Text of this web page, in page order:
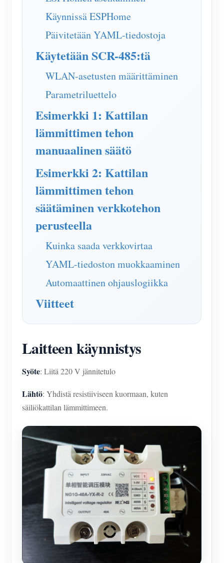
IAMMETER Simulaattori
Virtuaalimittari
Energian ennuste- ja simulointijärjestelmä
Sovellukset
PV-lämmittimen ohjausjärjestelmä
Kodin automatisointi
Blogit
Yhteisö
Kehittäjä
Palkinto-ohjelma
Ottaa yhteyttä
Meistä
Käynnissä ESPHome
Päivitetään YAML-tiedostoja
Käytetään SCR-485:tä
WLAN-asetusten määrittäminen
Parametriluettelo
Esimerkki 1: Kattilan
lämmittimen tehon
manuaalinen säätö
Esimerkki 2: Kattilan
lämmittimen tehon
säätäminen verkkotehon
perusteella
Kuinka saada verkkovirtaa
YAML-tiedoston muokkaaminen
Automaattinen ohjauslogiikka
Viitteet
Laitteen käynnistys
Syöte: Liitä 220 V jännitetulo
Lähtö: Yhdistä resistiiviseen kuormaan, kuten
säiliökattilan lämmittimeen.